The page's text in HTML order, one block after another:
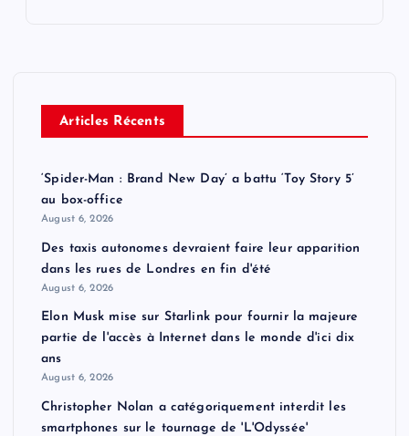
Articles Récents
‘Spider-Man : Brand New Day’ a battu ‘Toy Story 5’
au box-office
August 6, 2026
Des taxis autonomes devraient faire leur apparition
dans les rues de Londres en fin d'été
August 6, 2026
Elon Musk mise sur Starlink pour fournir la majeure
partie de l'accès à Internet dans le monde d'ici dix
ans
August 6, 2026
Christopher Nolan a catégoriquement interdit les
smartphones sur le tournage de 'L'Odyssée'